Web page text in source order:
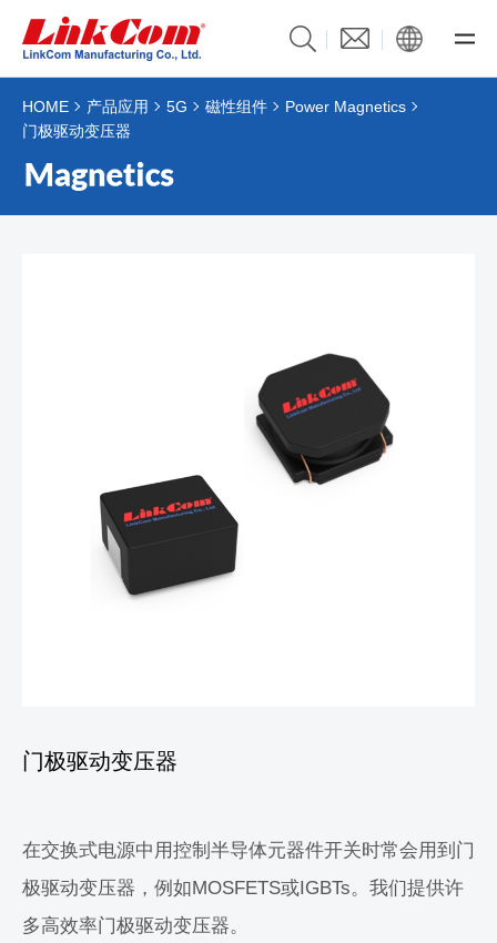
HOME 产品应用 5G 磁性组件
Power Magnetics
门极驱动变压器
门极驱动变压器
在交换式电源中用控制半导体元器件开关时常会用到门
极驱动变压器，例如MOSFETS或IGBTs。我们提供许
多高效率门极驱动变压器。